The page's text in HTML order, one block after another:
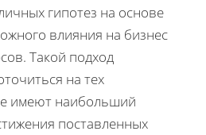
гипотез на основе
влияния на бизнес
Такой подход
на тех
имеют наибольший
поставленных